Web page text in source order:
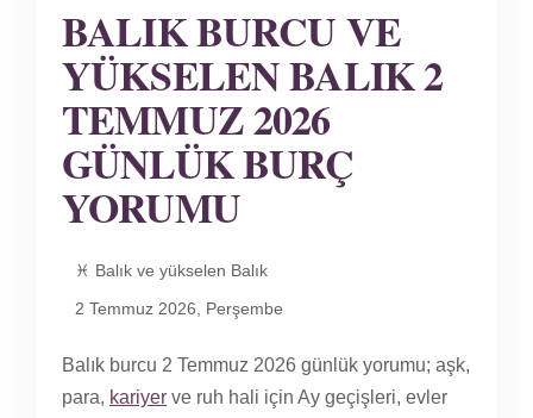
BALIK BURCU VE
YÜKSELEN BALIK 2
TEMMUZ 2026
GÜNLÜK BURÇ
YORUMU
♓ Balık ve yükselen Balık
2 Temmuz 2026, Perşembe
Balık burcu 2 Temmuz 2026 günlük yorumu; aşk,
para, kariyer ve ruh hali için Ay geçişleri, evler